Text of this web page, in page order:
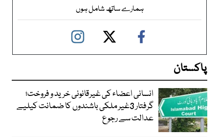
ہمارے ساتھ شامل ہوں
پاکستان
انسانی اعضاء کی غیرقانونی خرید و فروخت؛
گرفتار 3غیر ملکی باشندوں کا ضمانت کیلیے
عدالت سے رجوع